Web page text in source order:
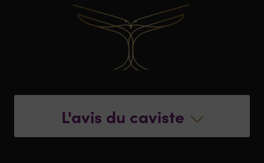
L'avis du caviste